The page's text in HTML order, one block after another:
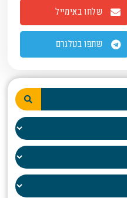
שלחו באימייל
שתפו בטלגרם